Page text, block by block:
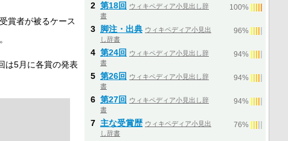
賞者が被るケース
。
は5月に各賞の発表
2 第18回 ウィキペディア小見出し辞
書
100%
3 脚注・出典 ウィキペディア小見出
し辞書
96%
4 第24回 ウィキペディア小見出し辞
書
94%
5 第26回 ウィキペディア小見出し辞
書
94%
6 第27回 ウィキペディア小見出し辞
書
94%
7 主な受賞歴 ウィキペディア小見出
し辞書
76%